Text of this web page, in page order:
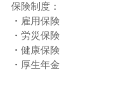
保険制度：
・雇用保険
・労災保険
・健康保険
・厚生年金